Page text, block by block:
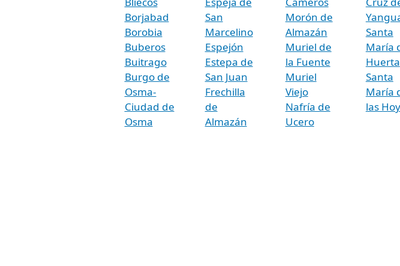
Borjabad
Borobia
Buberos
Buitrago
Burgo de
Osma-
Ciudad de
Osma
San
Marcelino
Espejón
Estepa de
San Juan
Frechilla
de
Almazán
Morón de
Almazán
Muriel de
la Fuente
Muriel
Viejo
Nafría de
Ucero
Santa
María
Huerta
Santa
María
las